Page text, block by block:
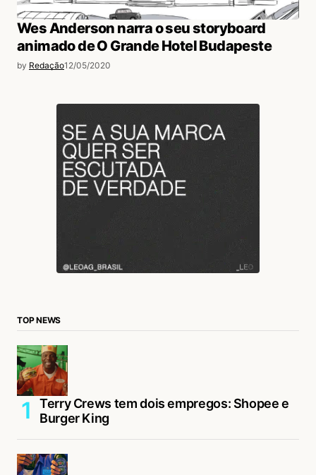
Wes Anderson narra o seu storyboard
animado de O Grande Hotel Budapeste
by Redação12/05/2020
TOP NEWS
Terry Crews tem dois empregos: Shopee e
Burger King